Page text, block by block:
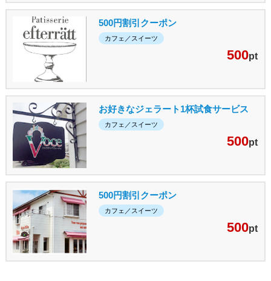
500円割引クーポン
カフェ／スイーツ
500pt
お好きなジェラート1杯試食サービス
カフェ／スイーツ
500pt
500円割引クーポン
カフェ／スイーツ
500pt